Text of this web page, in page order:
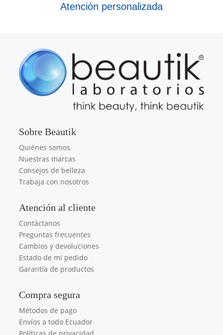
Atención personalizada
Sobre Beautik
Quiénes somos
Nuestras marcas
Consejos de belleza
Trabaja con nosotros
Atención al cliente
Contáctanos
Preguntas frecuentes
Cambios y devoluciones
Estado de mi pedido
Garantía de productos
Compra segura
Métodos de pago
Envíos a todo Ecuador